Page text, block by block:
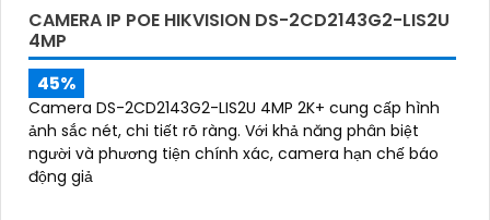
CAMERA IP POE HIKVISION DS-2CD2143G2-LIS2U
4MP
45%
Camera DS-2CD2143G2-LIS2U 4MP 2K+ cung cấp hình
ảnh sắc nét, chi tiết rõ ràng. Với khả năng phân biệt
người và phương tiện chính xác, camera hạn chế báo
động giả